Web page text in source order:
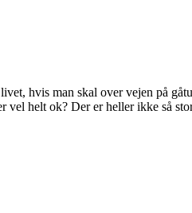
hvis man skal over vejen på
vel helt ok? Der er heller ikke så